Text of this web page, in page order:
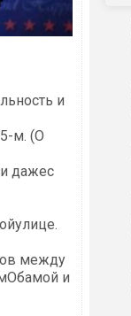
и
м. (О
дажес
между
и